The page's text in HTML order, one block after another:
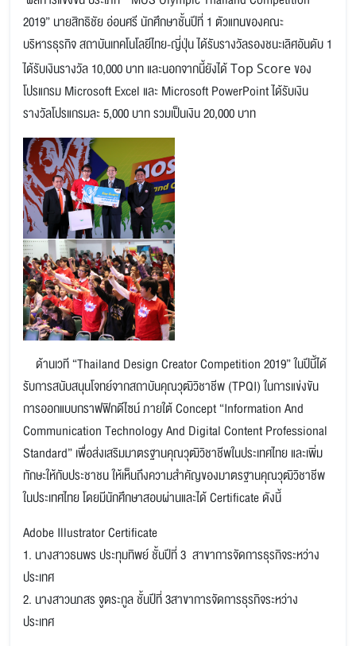
2019” นายสิทธิชัย อ่อนศรี นักศึกษาชั้นปีที่ 1 ตัวแทนของคณะ
บริหารธุรกิจ สถาบันเทคโนโลยีไทย-ญี่ปุ่น ได้รับรางวัลรองชนะเลิศอันดับ 1
ได้รับเงินรางวัล 10,000 บาท และนอกจากนี้ยังได้Top Scoreของ
โปรแกรม Microsoft Excel และ Microsoft PowerPoint ได้รับเงิน
รางวัลโปรแกรมละ 5,000 บาท รวมเป็นเงิน 20,000 บาท
ด้านเวที “Thailand Design Creator Competition 2019” ในปีนี้ได้
รับการสนับสนุนโจทย์จากสถาบันคุณวุฒิวิชาชีพ (TPQI) ในการแข่งขัน
การออกแบบกราฟฟิกดีไซน์ ภายใต้ Concept “Information And
Communication Technology And Digital Content Professional
Standard” เพื่อส่งเสริมมาตรฐานคุณวุฒิวิชาชีพในประเทศไทย และเพิ่ม
ทักษะให้กับประชาชน ให้เห็นถึงความสำคัญของมาตรฐานคุณวุฒิวิชาชีพ
ในประเทศไทย โดยมีนักศึกษาสอบผ่านและได้ Certificate ดังนี้
Adobe Illustrator Certificate
1. นางสาวธนพร ประทุมทิพย์ ชั้นปีที่ 3 สาขาการจัดการธุรกิจระหว่าง
ประเทศ
2. นางสาวนภสร จูตระกูล ชั้นปีที่ 3สาขาการจัดการธุรกิจระหว่าง
ประเทศ